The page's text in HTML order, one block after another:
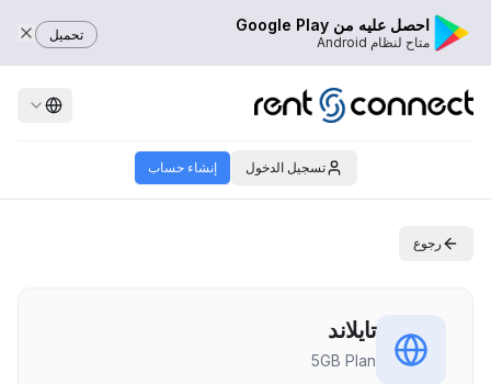
احصل عليه من Google Play
متاح لنظام Android تحميل
تسجيل الدخول إنشاء حساب
رجوع
تايلاند
5GB Plan